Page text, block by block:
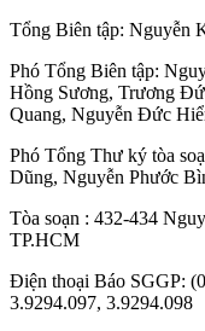
Tổng Biên tập: Nguyễn
Phó Tổng Biên tập:
Hồng Sương, Trương
Quang, Nguyễn Đức
Phó Tổng Thư ký tòa
Dũng, Nguyễn Phước
Tòa soạn : 432-434
TP.HCM
Điện thoại Báo SGGP:
3.9294.097, 3.9294.098